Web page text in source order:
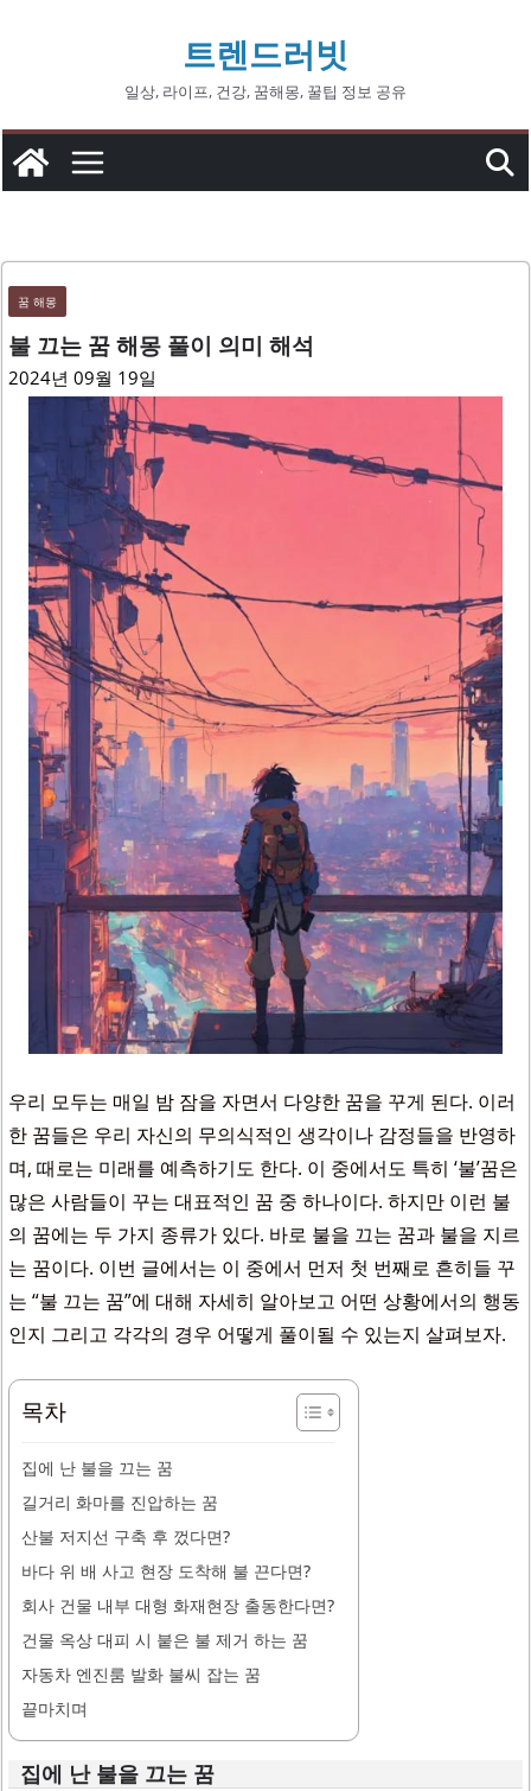
트렌드러빗
일상, 라이프, 건강, 꿈해몽, 꿀팁 정보 공유
꿈 해몽
불 끄는 꿈 해몽 풀이 의미 해석
2024년 09월 19일
우리 모두는 매일 밤 잠을 자면서 다양한 꿈을 꾸게 된다. 이러
한 꿈들은 우리 자신의 무의식적인 생각이나 감정들을 반영하
며, 때로는 미래를 예측하기도 한다. 이 중에서도 특히 ‘불’꿈은
많은 사람들이 꾸는 대표적인 꿈 중 하나이다. 하지만 이런 불
의 꿈에는 두 가지 종류가 있다. 바로 불을 끄는 꿈과 불을 지르
는 꿈이다. 이번 글에서는 이 중에서 먼저 첫 번째로 흔히들 꾸
는 “불 끄는 꿈”에 대해 자세히 알아보고 어떤 상황에서의 행동
인지 그리고 각각의 경우 어떻게 풀이될 수 있는지 살펴보자.
목차
집에 난 불을 끄는 꿈
길거리 화마를 진압하는 꿈
산불 저지선 구축 후 껐다면?
바다 위 배 사고 현장 도착해 불 끈다면?
회사 건물 내부 대형 화재현장 출동한다면?
건물 옥상 대피 시 붙은 불 제거 하는 꿈
자동차 엔진룸 발화 불씨 잡는 꿈
끝마치며
집에 난 불을 끄는 꿈